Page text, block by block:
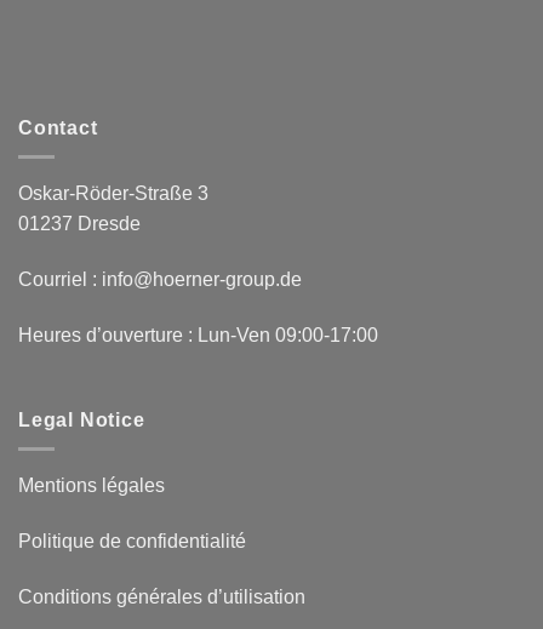
Contact
Oskar-Röder-Straße 3
01237 Dresde
Courriel : info@hoerner-group.de
Heures d’ouverture : Lun-Ven 09:00-17:00
Legal Notice
Mentions légales
Politique de confidentialité
Conditions générales d’utilisation